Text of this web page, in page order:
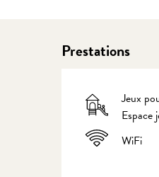
Prestations
Jeux
Espace
WiFi